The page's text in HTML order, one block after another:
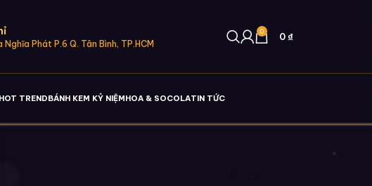
Phát P.6 Q. Tân Bình, TP.HCM
0 0₫
TRENDBÁNH KEM KỶ NIỆMHOA & SOCOLATIN TỨC